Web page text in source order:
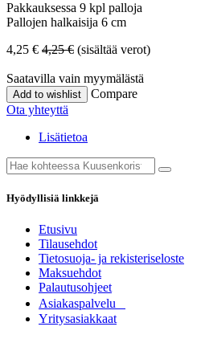
Pakkauksessa 9 kpl palloja
Pallojen halkaisija 6 cm
4,25 € 4,25€ (sisältää verot)
Saatavilla vain myymälästä
Add to wishlist
Compare
Ota yhteyttä
Lisätietoa
Hyödyllisiä linkkejä
Etusivu
Tilausehdot
Tietosuoja- ja rekisteriseloste
Maksuehdot
Palautusohjeet
Asia​k​aspalvelu
​Yritysasiakkaat